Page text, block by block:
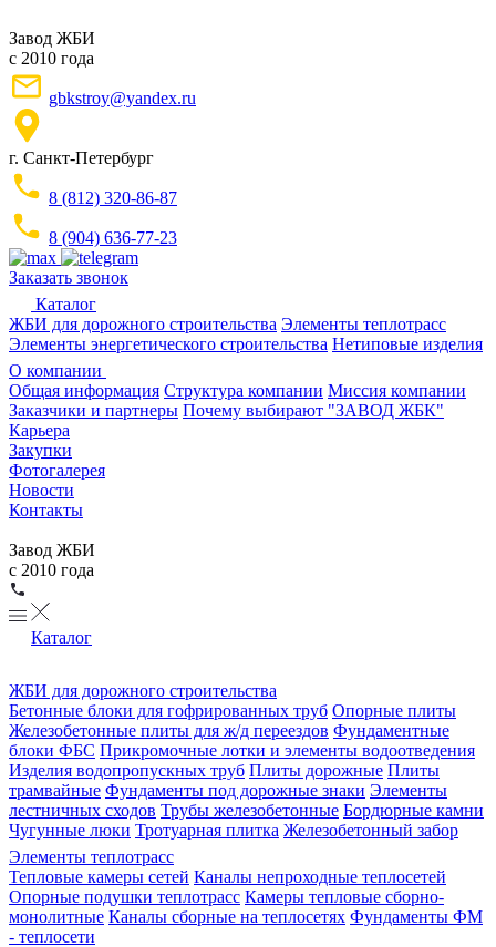
Завод ЖБИ
с 2010 года
gbkstroy@yandex.ru
г. Санкт-Петербург
8 (812) 320-86-87
8 (904) 636-77-23
Заказать звонок
Каталог
ЖБИ для дорожного строительства Элементы теплотрасс
Элементы энергетического строительства Нетиповые изделия
О компании
Общая информация Структура компании Миссия компании
Заказчики и партнеры Почему выбирают "ЗАВОД ЖБК"
Карьера
Закупки
Фотогалерея
Новости
Контакты
Завод ЖБИ
с 2010 года
Каталог
ЖБИ для дорожного строительства
Бетонные блоки для гофрированных труб Опорные плиты
Железобетонные плиты для ж/д переездов Фундаментные
блоки ФБС Прикромочные лотки и элементы водоотведения
Изделия водопропускных труб Плиты дорожные Плиты
трамвайные Фундаменты под дорожные знаки Элементы
лестничных сходов Трубы железобетонные Бордюрные камни
Чугунные люки Тротуарная плитка Железобетонный забор
Элементы теплотрасс
Тепловые камеры сетей Каналы непроходные теплосетей
Опорные подушки теплотрасс Камеры тепловые сборно-
монолитные Каналы сборные на теплосетях Фундаменты ФМ
- теплосети